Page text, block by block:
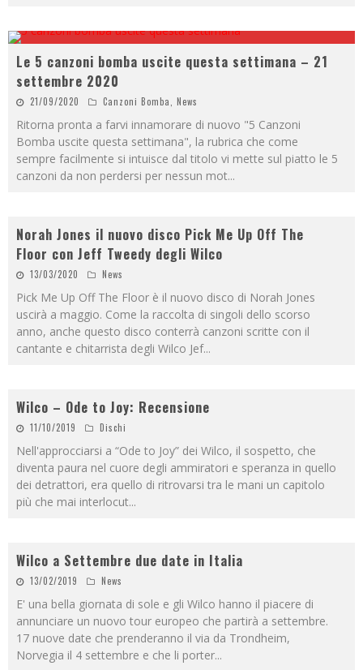
Le 5 canzoni bomba uscite questa settimana – 21
settembre 2020
21/09/2020 Canzoni Bomba News
Ritorna pronta a farvi innamorare di nuovo "5 Canzoni
Bomba uscite questa settimana", la rubrica che come
sempre facilmente si intuisce dal titolo vi mette sul piatto le 5
canzoni da non perdersi per nessun mot...
Norah Jones il nuovo disco Pick Me Up Off The
Floor con Jeff Tweedy degli Wilco
13/03/2020 News
Pick Me Up Off The Floor è il nuovo disco di Norah Jones
uscirà a maggio. Come la raccolta di singoli dello scorso
anno, anche questo disco conterrà canzoni scritte con il
cantante e chitarrista degli Wilco Jef...
Wilco – Ode to Joy: Recensione
11/10/2019 Dischi
Nell'approcciarsi a “Ode to Joy” dei Wilco, il sospetto, che
diventa paura nel cuore degli ammiratori e speranza in quello
dei detrattori, era quello di ritrovarsi tra le mani un capitolo
più che mai interlocut...
Wilco a Settembre due date in Italia
13/02/2019 News
E' una bella giornata di sole e gli Wilco hanno il piacere di
annunciare un nuovo tour europeo che partirà a settembre.
17 nuove date che prenderanno il via da Trondheim,
Norvegia il 4 settembre e che li porter...